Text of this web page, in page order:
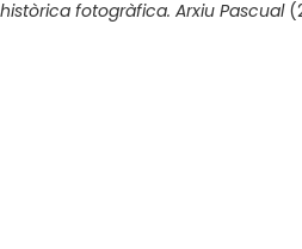
fotogràfica. Arxiu Pascual